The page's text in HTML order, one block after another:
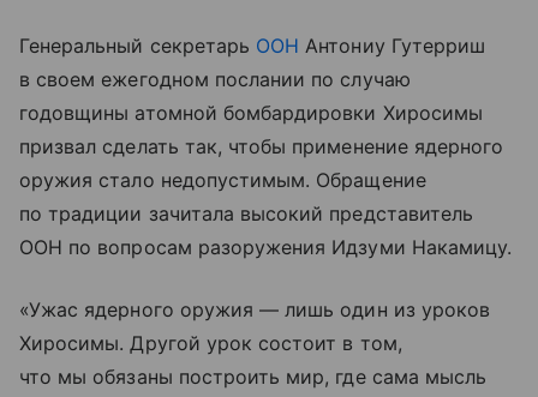
Генеральный секретарь ООН Антониу Гутерриш
в своем ежегодном послании по случаю
годовщины атомной бомбардировки Хиросимы
призвал сделать так, чтобы применение ядерного
оружия стало недопустимым. Обращение
по традиции зачитала высокий представитель
ООН по вопросам разоружения Идзуми Накамицу.
«Ужас ядерного оружия — лишь один из уроков
Хиросимы. Другой урок состоит в том,
что мы обязаны построить мир, где сама мысль